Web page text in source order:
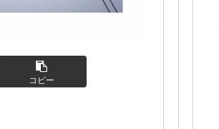
コピー